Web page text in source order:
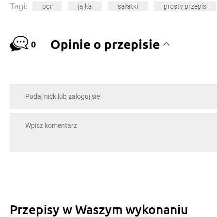
Tagi: por jajka sałatki prosty przepis
0 Opinie o przepisie
Przepisy w Waszym wykonaniu